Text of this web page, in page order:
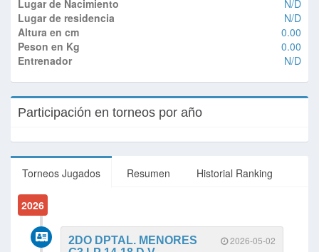
Lugar de Nacimiento
N/D
Lugar de residencia
N/D
Altura en cm
0.00
Peson en Kg
0.00
Entrenador
N/D
Participación en torneos por año
Torneos Jugados Resumen Historial Ranking
2026
2026-05-02
2DO DPTAL. MENORES